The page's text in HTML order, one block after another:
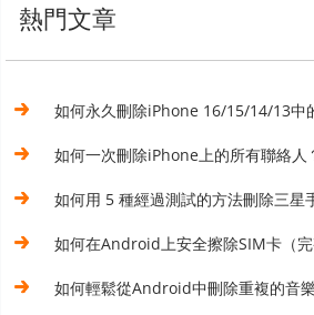
熱門文章
如何永久刪除iPhone 16/15/14/13中
如何一次刪除iPhone上的所有聯絡
如何用 5 種經過測試的方法刪除三星
如何在Android上安全擦除SIM卡（完
如何輕鬆從Android中刪除重複的音